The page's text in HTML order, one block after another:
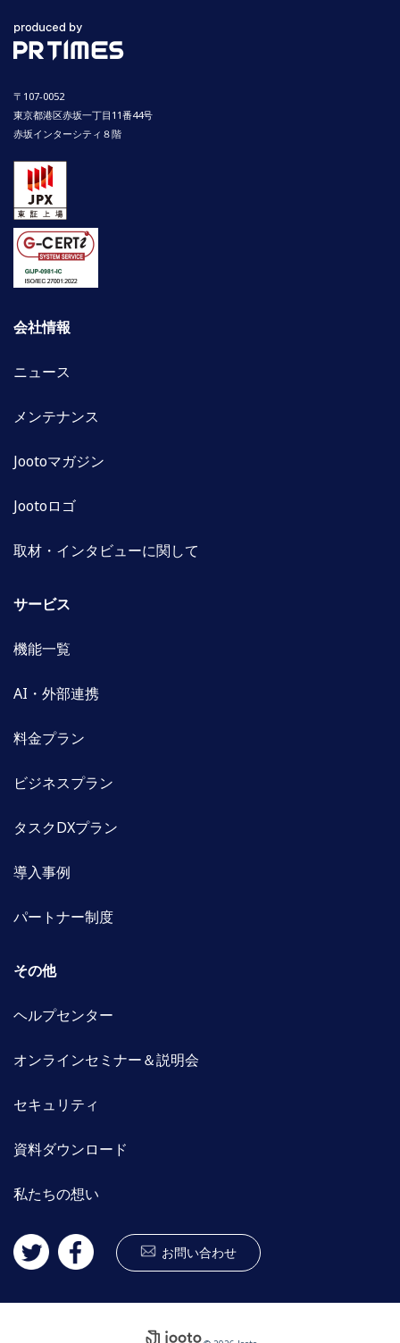
〒107-0052
東京都港区赤坂一丁目11番44号
赤坂インターシティ８階
会社情報
ニュース
メンテナンス
Jootoマガジン
Jootoロゴ
取材・インタビューに関して
サービス
機能一覧
AI・外部連携
料金プラン
ビジネスプラン
タスクDXプラン
導入事例
パートナー制度
その他
ヘルプセンター
オンラインセミナー＆説明会
セキュリティ
資料ダウンロード
私たちの想い
お問い合わせ